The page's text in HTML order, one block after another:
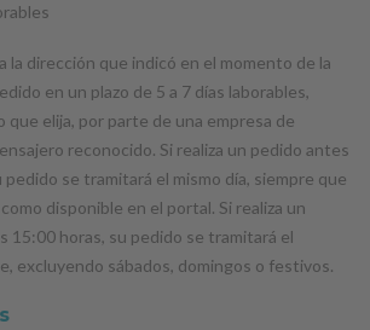
la dirección que indicó en el momento de la
en un plazo de 5 a 7 días laborables,
que elija, por parte de una empresa de
reconocido. Si realiza un pedido antes
pedido se tramitará el mismo día, siempre que
disponible en el portal. Si realiza un
15:00 horas, su pedido se tramitará el
excluyendo sábados, domingos o festivos.